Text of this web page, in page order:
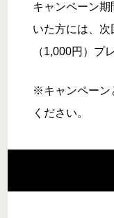
キャンペーン
いた方には、
（1,000円）プ
※キャンペーン
ください。